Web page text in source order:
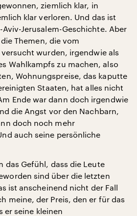
ziemlich klar, in
klar verloren. Und das ist
Jerusalem-Geschichte. Aber
Themen, die vom
wurden, irgendwie als
Wahlkampfs zu machen, also
Wohnungspreise, das kaputte
Staaten, hat alles nicht
Ende war dann doch irgendwie
die Angst vor den Nachbarn,
doch noch mehr
auch seine persönliche
das Gefühl, dass die Leute
sind über die letzten
ist anscheinend nicht der Fall
meine, der Preis, den er für das
er seine kleinen